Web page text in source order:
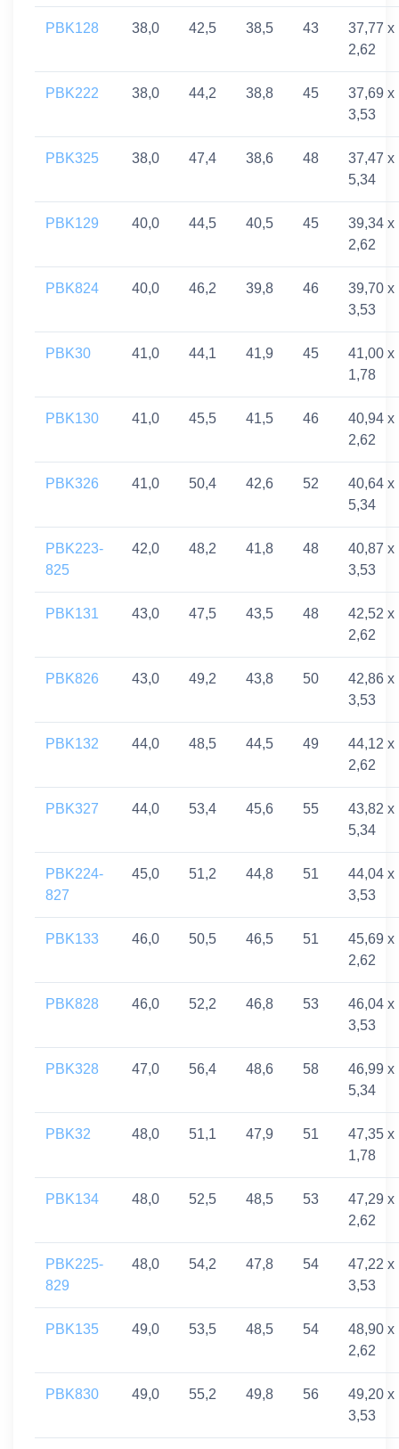
PBK128 38,0 42,5 38,5 43
37,77 x
2,62
PBK222 38,0 44,2 38,8 45
37,69 x
3,53
PBK325 38,0 47,4 38,6 48
37,47 x
5,34
PBK129 40,0 44,5 40,5 45
39,34 x
2,62
PBK824 40,0 46,2 39,8 46
39,70 x
3,53
PBK30 41,0 44,1 41,9 45
41,00 x
1,78
PBK130 41,0 45,5 41,5 46
40,94 x
2,62
PBK326 41,0 50,4 42,6 52
40,64 x
5,34
PBK223-
825
42,0 48,2 41,8 48
40,87 x
3,53
PBK131 43,0 47,5 43,5 48
42,52 x
2,62
PBK826 43,0 49,2 43,8 50
42,86 x
3,53
PBK132 44,0 48,5 44,5 49
44,12 x
2,62
PBK327 44,0 53,4 45,6 55
43,82 x
5,34
PBK224-
827
45,0 51,2 44,8 51
44,04 x
3,53
PBK133 46,0 50,5 46,5 51
45,69 x
2,62
PBK828 46,0 52,2 46,8 53
46,04 x
3,53
PBK328 47,0 56,4 48,6 58
46,99 x
5,34
PBK32 48,0 51,1 47,9 51
47,35 x
1,78
PBK134 48,0 52,5 48,5 53
47,29 x
2,62
PBK225-
829
48,0 54,2 47,8 54
47,22 x
3,53
PBK135 49,0 53,5 48,5 54
48,90 x
2,62
PBK830 49,0 55,2 49,8 56
49,20 x
3,53